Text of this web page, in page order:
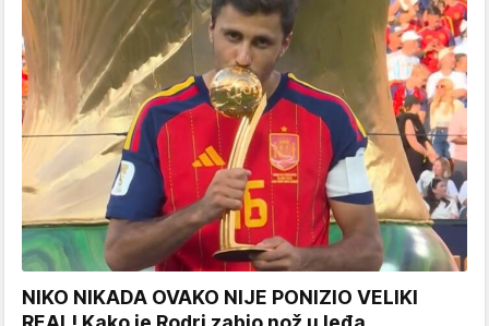
NIKO NIKADA OVAKO NIJE PONIZIO VELIKI